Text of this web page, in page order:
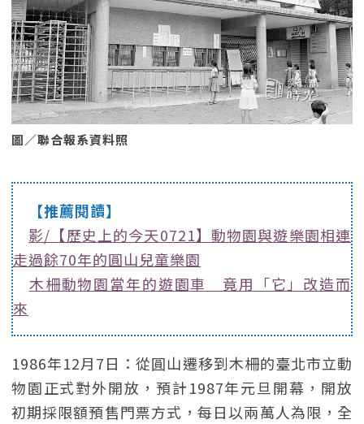
圖／聯合報系資料照
【推薦閱讀】
影/【歷史上的今天0721】動物園與遊樂園相連
走過餘70年的圓山兒童樂園
木柵動物園當年的遊園車 竟用「它」改造而
來
1986年12月7日：從圓山遷移到木柵的臺北市立動
物園正式對外開放，預計1987年元旦開幕，開放
初期採限額預售門票方式，每日以兩萬人為限，全